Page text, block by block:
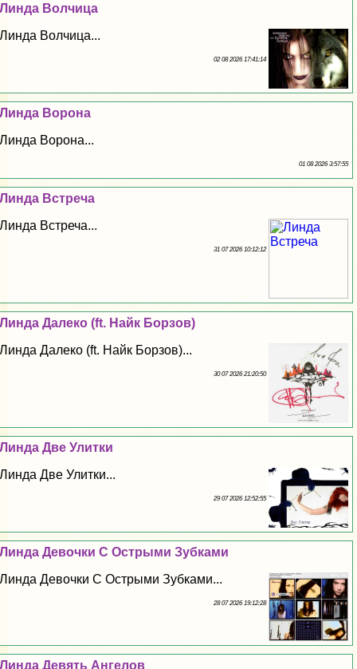
Линда Волчица
Линда Волчица...
02 08 2026 17:41:14
Линда Ворона
Линда Ворона...
01 08 2026 3:57:55
Линда Встреча
Линда Встреча...
31 07 2026 10:12:12
Линда Далеко (ft. Найк Борзов)
Линда Далеко (ft. Найк Борзов)...
30 07 2026 21:20:50
Линда Две Улитки
Линда Две Улитки...
29 07 2026 12:52:55
Линда Дeвoчки С Острыми Зубками
Линда Дeвoчки С Острыми Зубками...
28 07 2026 19:12:28
Линда Девять Ангелов